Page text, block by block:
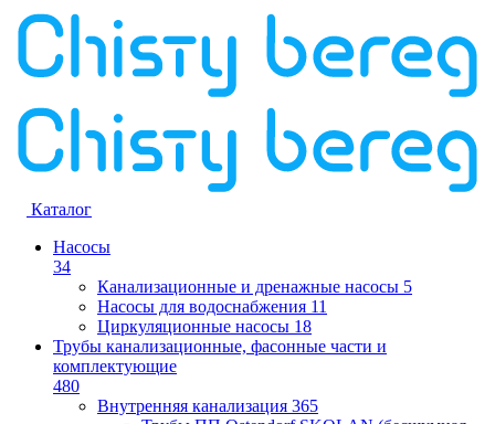
Каталог
Насосы
34
Канализационные и дренажные насосы 5
Насосы для водоснабжения 11
Циркуляционные насосы 18
Трубы канализационные, фасонные части и
комплектующие
480
Внутренняя канализация 365